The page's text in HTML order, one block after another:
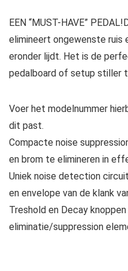
EEN “MUST-HAVE”
elimineert ongewenste ruis
eronder lijdt. Het is de
pedalboard of setup stiller
Voer het modelnummer
dit past.
Compacte noise
en brom te elimineren in
Uniek noise detection
en envelope van de klank
Treshold en Decay
eliminatie/suppression